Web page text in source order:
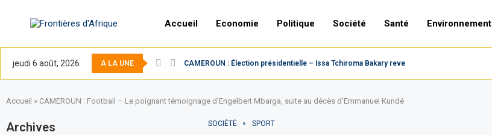
Accueil Economie Politique Société Santé Environnement
jeudi 6 août, 2026 A LA UNE CAMEROUN : Élection présidentielle – Issa Tchiroma Bakary revendique la victoire,...
Accueil » CAMEROUN : Football – Le poignant témoignage d’Engelbert Mbarga, suite au décès d’Emmanuel Kundé
SOCIÉTÉ SPORT
Archives